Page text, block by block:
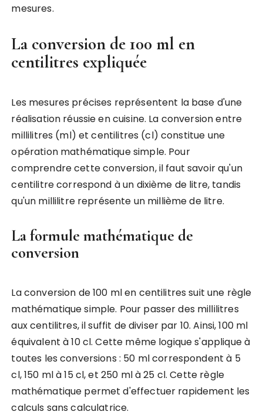
mesures.
La conversion de 100 ml en
centilitres expliquée
Les mesures précises représentent la base d'une
réalisation réussie en cuisine. La conversion entre
millilitres (ml) et centilitres (cl) constitue une
opération mathématique simple. Pour
comprendre cette conversion, il faut savoir qu'un
centilitre correspond à un dixième de litre, tandis
qu'un millilitre représente un millième de litre.
La formule mathématique de
conversion
La conversion de 100 ml en centilitres suit une règle
mathématique simple. Pour passer des millilitres
aux centilitres, il suffit de diviser par 10. Ainsi, 100 ml
équivalent à 10 cl. Cette même logique s'applique à
toutes les conversions : 50 ml correspondent à 5
cl, 150 ml à 15 cl, et 250 ml à 25 cl. Cette règle
mathématique permet d'effectuer rapidement les
calculs sans calculatrice.